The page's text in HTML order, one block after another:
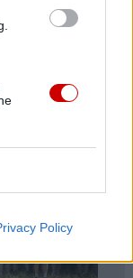
Policy
rodziców